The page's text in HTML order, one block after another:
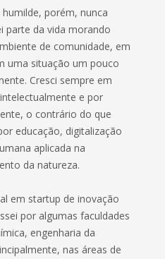
porém, nunca
parte da vida morando
de comunidade, em
uma situação um pouco
Cresci sempre em
e por
o contrário do que
educação, digitalização
aplicada na
da natureza.
em startup de inovação
por algumas faculdades
engenharia da
nas áreas de